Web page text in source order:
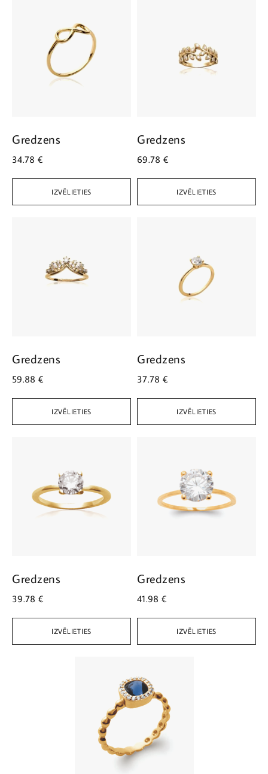
IZVĒLIETIES
Gredzens
34.78 €
IZVĒLIETIES
Gredzens
69.78 €
IZVĒLIETIES
Gredzens
59.88 €
IZVĒLIETIES
Gredzens
37.78 €
IZVĒLIETIES
Gredzens
39.78 €
IZVĒLIETIES
Gredzens
41.98 €